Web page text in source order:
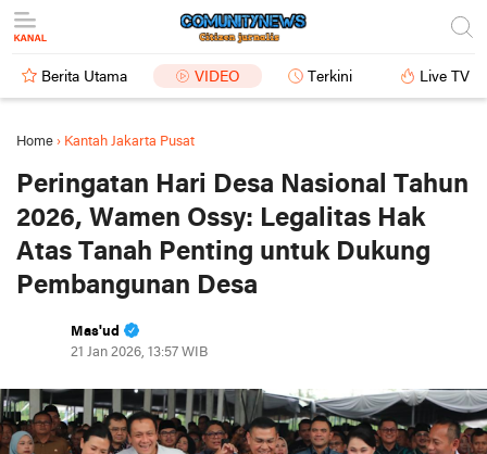
Berita Utama VIDEO Terkini Live TV
Home › Kantah Jakarta Pusat
Peringatan Hari Desa Nasional Tahun
2026, Wamen Ossy: Legalitas Hak
Atas Tanah Penting untuk Dukung
Pembangunan Desa
Mas'ud
21 Jan 2026, 13:57 WIB